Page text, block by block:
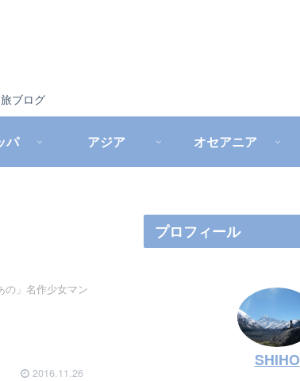
ブログ
パ アジア オセアニア
の」名作少女マン
2016.11.26
プロフィール
SHIHO